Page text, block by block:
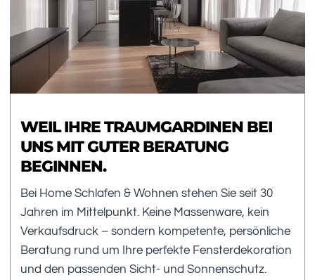
WEIL IHRE TRAUMGARDINEN BEI
UNS MIT GUTER BERATUNG
BEGINNEN.
Bei Home Schlafen & Wohnen stehen Sie seit 30
Jahren im Mittelpunkt. Keine Massenware, kein
Verkaufsdruck – sondern kompetente, persönliche
Beratung rund um Ihre perfekte Fensterdekoration
und den passenden Sicht- und Sonnenschutz.